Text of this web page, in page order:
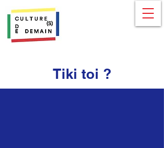
Tiki toi ?